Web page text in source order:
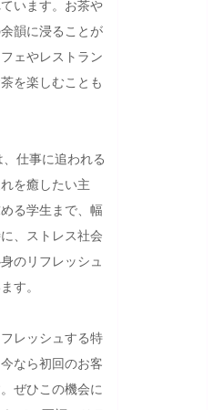
います。お茶や
韻に浸ることが
ェやレストラン
を楽しむことも
、仕事に追われる
を癒したい主
る学生まで、幅
、ストレス社会
のリフレッシュ
す。
レッシュする特
なら初回のお客
ぜひこの機会に